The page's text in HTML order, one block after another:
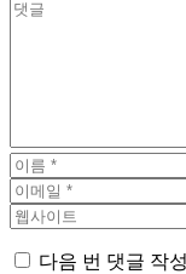
다음 번 댓글 작